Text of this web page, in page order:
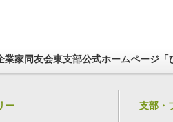
業家同友会東支部公式ホームページ「
ー 支部・